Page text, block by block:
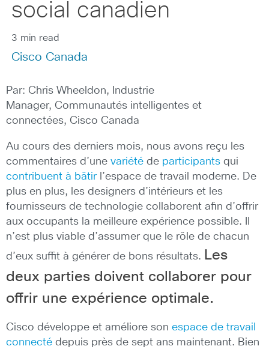
social canadien
3 min read
Cisco Canada
Par: Chris Wheeldon, Industrie
Manager, Communautés intelligentes et
connectées, Cisco Canada
Au cours des derniers mois, nous avons reçu les
commentaires d’une variété de participants qui
contribuent à bâtirl’espace de travail moderne. De
plus en plus, les designers d’intérieurs et les
fournisseurs de technologie collaborent afin d’offrir
aux occupants la meilleure expérience possible. Il
n’est plus viable d’assumer que le rôle de chacun
d’eux suffit à générer de bons résultats. Les
deux parties doivent collaborer pour
offrir une expérience optimale.
Cisco développe et améliore son espace de travail
connecté depuis près de sept ans maintenant. Bien